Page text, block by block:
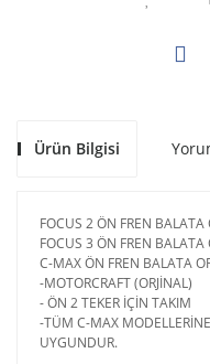
Ürün Bilgisi
FOCUS 2 ÖN FREN
FOCUS 3 ÖN FREN
C-MAX ÖN FREN BALATA
-MOTORCRAFT (ORJİNAL)
- ÖN 2 TEKER İÇİN TAKIM
-TÜM C-MAX
UYGUNDUR.